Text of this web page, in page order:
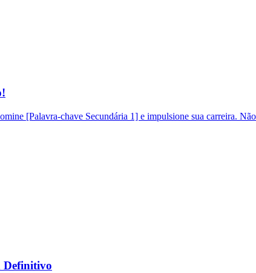
[Palavra-chave Secundária 1] e impulsione sua carreira.
Definitivo